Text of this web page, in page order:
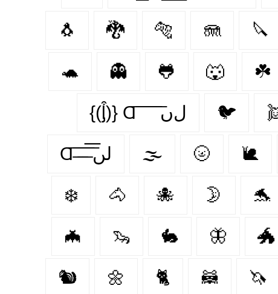
🐧 🐉 🐅 🪼 🔪
🐢 👻 🐸 🐺 ☘️
{(ᶅ͒)} Ɑ͞ ͞ ͞ ͞ ͞ ﻝﮞ 🐦‍
Ɑ͞ ̶͞ ̶͞ ̶͞ لں͞ 🌫️ 🌝 🐌
❄️ 🐴 🐙 🌛 🐬
🦇 🦦 🐇 🦋 🐲
🐿️ 🌼 🐈‍ 🦝 🦄